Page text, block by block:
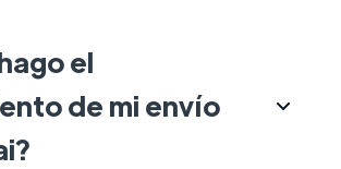
el
de mi envío